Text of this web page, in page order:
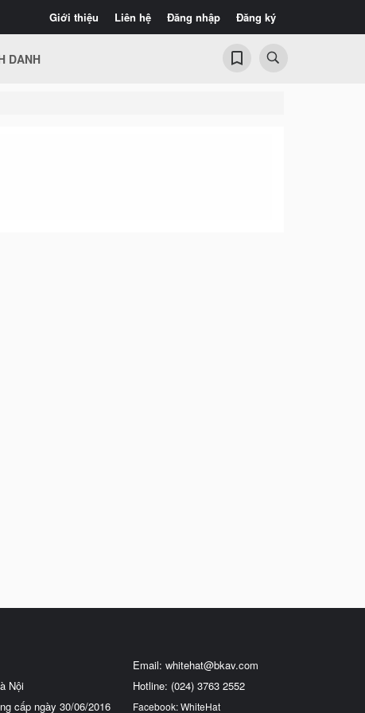
Giới thiệu Liên hệ Đăng nhập Đăng ký
DANH
Nội
cấp ngày 30/06/2016
Email: whitehat@bkav.com
Hotline: (024) 3763 2552
Facebook: WhiteHat